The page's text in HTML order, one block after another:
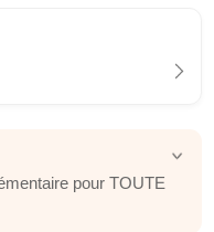
pour TOUTE